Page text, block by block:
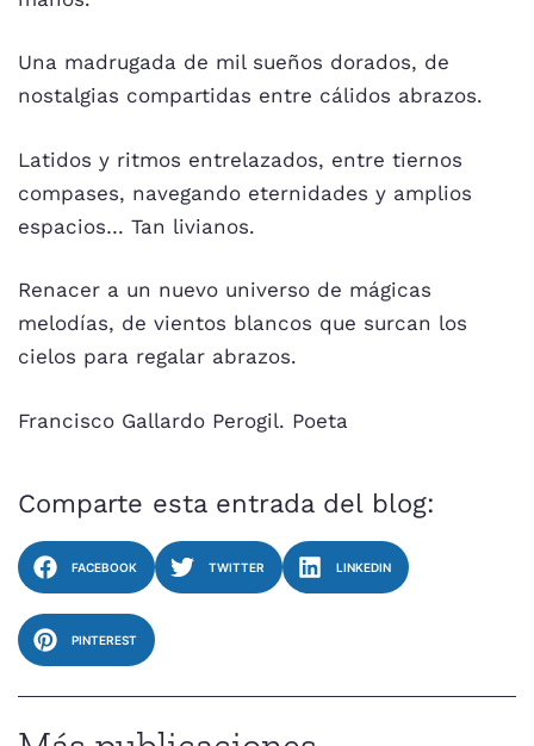
Una madrugada de mil sueños dorados, de
nostalgias compartidas entre cálidos abrazos.
Latidos y ritmos entrelazados, entre tiernos
compases, navegando eternidades y amplios
espacios… Tan livianos.
Renacer a un nuevo universo de mágicas
melodías, de vientos blancos que surcan los
cielos para regalar abrazos.
Francisco Gallardo Perogil. Poeta
Comparte esta entrada del blog:
FACEBOOK TWITTER LINKEDIN
PINTEREST